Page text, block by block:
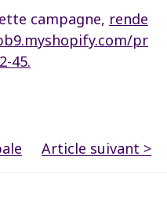
campagne, rende
pr
45.
Article suivant >